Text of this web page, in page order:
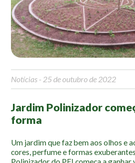
Mapa Ilustrado
Fauna e Flora
Aranhas
Palmeira Juçara
Borboletas
Cambuci
Liquens
Tucano do Bico Verde
Notícias - 25 de outubro de 2022
Jardim Polinizador
forma
Um jardim que faz bem aos olhos e
cores, perfume e formas